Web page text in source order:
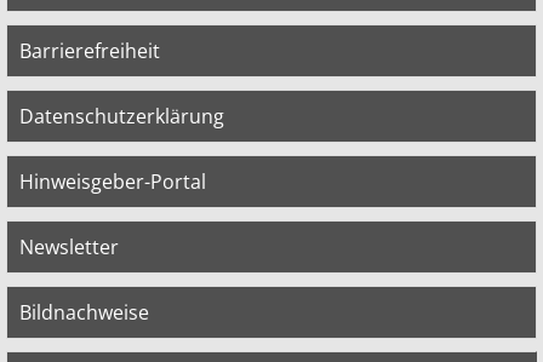
Barrierefreiheit
Datenschutzerklärung
Hinweisgeber-Portal
Newsletter
Bildnachweise